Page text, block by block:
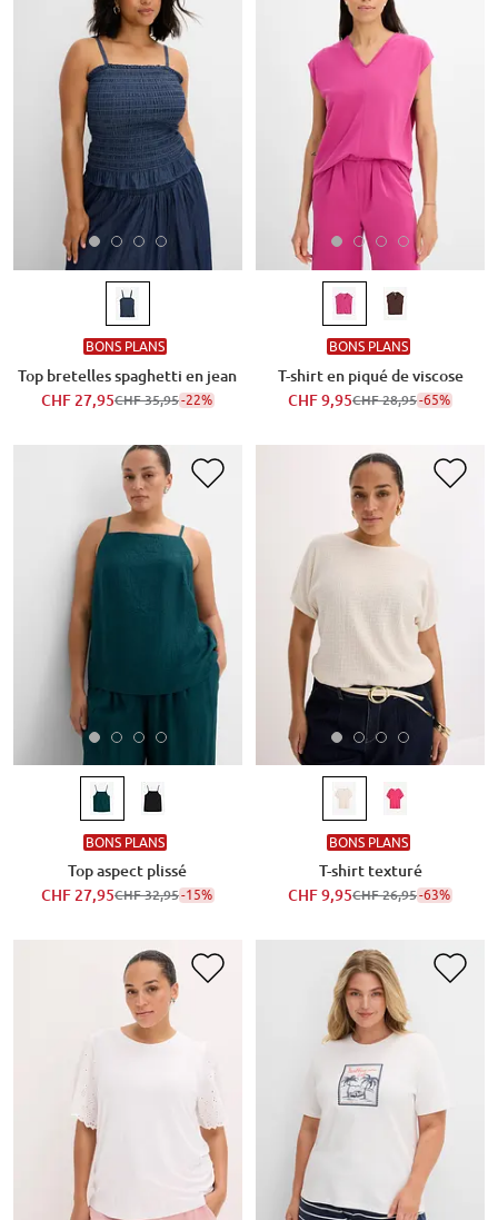
BONS PLANS
Top bretelles spaghetti en jean
CHF 27,95CHF 35,95-22%
BONS PLANS
T-shirt en piqué de viscose
CHF 9,95CHF 28,95-65%
BONS PLANS
Top aspect plissé
CHF 27,95CHF 32,95-15%
BONS PLANS
T-shirt texturé
CHF 9,95CHF 26,95-63%